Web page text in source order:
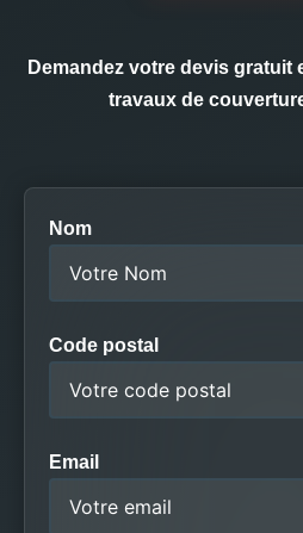
Demandez votre devis
travaux de
Nom
Code postal
Email